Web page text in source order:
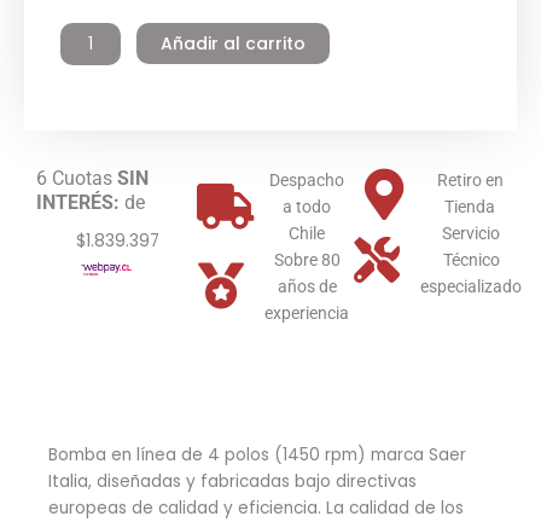
Saer
Line
200/207
Fe
Añadir al carrito
6 Cuotas SIN
INTERÉS: de
$1.839.397
Despacho
a todo
Chile
Sobre 80
años de
experiencia
Retiro en
Tienda
Servicio
Técnico
especializado
Bomba en línea de 4 polos (1450 rpm) marca Saer
Italia, diseñadas y fabricadas bajo directivas
europeas de calidad y eficiencia. La calidad de los